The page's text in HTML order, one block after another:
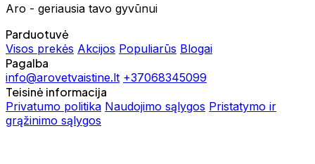
Aro - geriausia tavo gyvūnui
Parduotuvė
Visos prekės Akcijos Populiarūs Blogai
Pagalba
info@arovetvaistine.lt +37068345099
Teisinė informacija
Privatumo politika Naudojimo sąlygos Pristatymo ir
grąžinimo sąlygos